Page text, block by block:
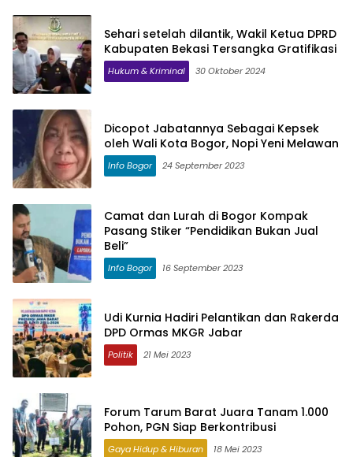
Sehari setelah dilantik, Wakil Ketua DPRD
Kabupaten Bekasi Tersangka Gratifikasi
Hukum & Kriminal 30 Oktober 2024
Dicopot Jabatannya Sebagai Kepsek
oleh Wali Kota Bogor, Nopi Yeni Melawan
Info Bogor 24 September 2023
Camat dan Lurah di Bogor Kompak
Pasang Stiker “Pendidikan Bukan Jual
Beli”
Info Bogor 16 September 2023
Udi Kurnia Hadiri Pelantikan dan Rakerda
DPD Ormas MKGR Jabar
Politik 21 Mei 2023
Forum Tarum Barat Juara Tanam 1.000
Pohon, PGN Siap Berkontribusi
Gaya Hidup & Hiburan 18 Mei 2023